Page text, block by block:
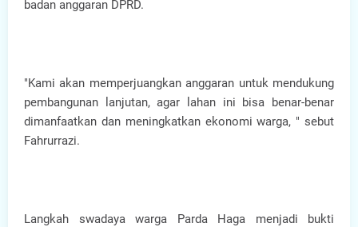
badan anggaran DPRD.
"Kami akan memperjuangkan anggaran untuk mendukung
pembangunan lanjutan, agar lahan ini bisa benar-benar
dimanfaatkan dan meningkatkan ekonomi warga, " sebut
Fahrurrazi.
Langkah swadaya warga Parda Haga menjadi bukti